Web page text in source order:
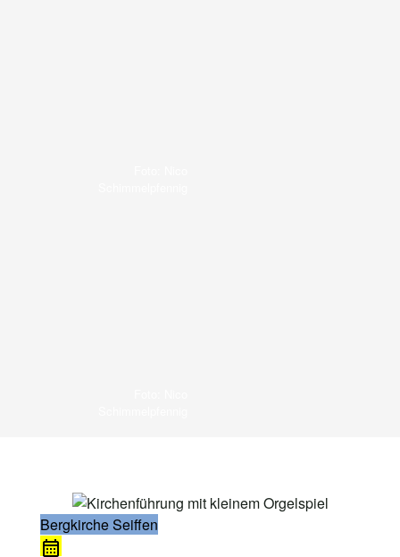
Bergkirche Seiffen